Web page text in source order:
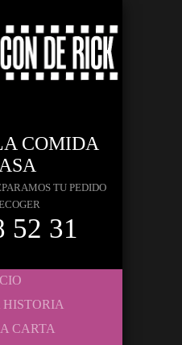
COMIDA
TU PEDIDO
52 31
CARTA